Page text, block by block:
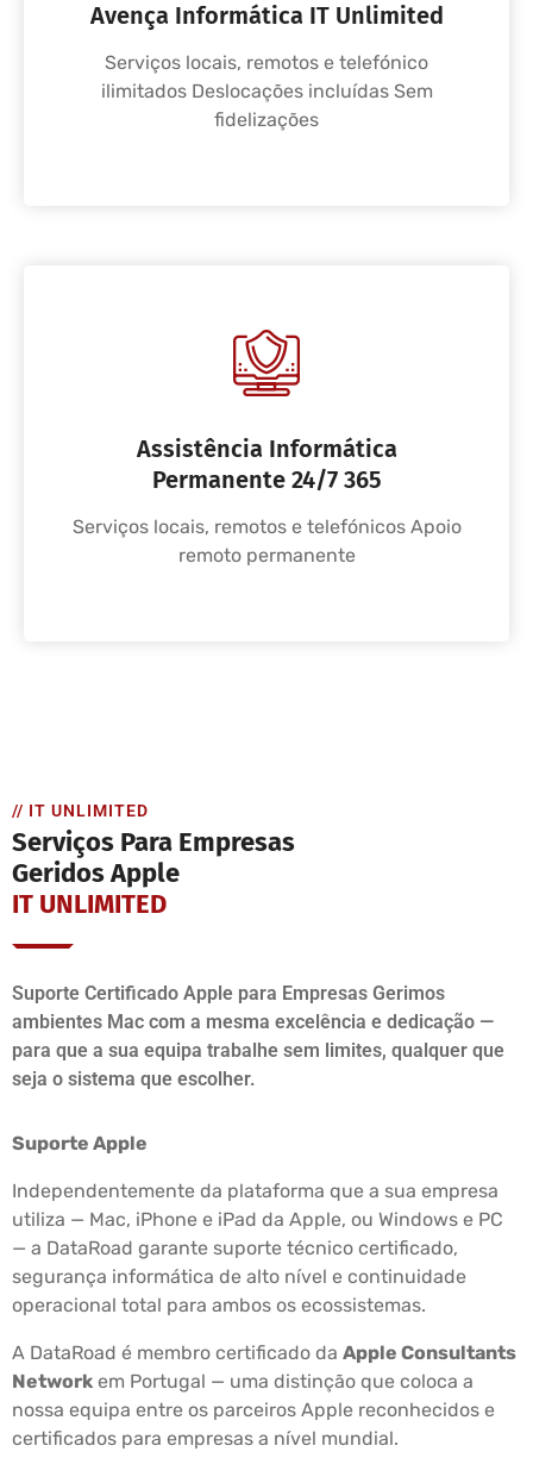
Avença Informática IT Unlimited
Serviços locais, remotos e telefónico
ilimitados Deslocações incluídas Sem
fidelizações
Assistência Informática
Permanente 24/7 365
Serviços locais, remotos e telefónicos Apoio
remoto permanente
// IT UNLIMITED
Serviços Para Empresas
Geridos Apple
IT UNLIMITED
Suporte Certificado Apple para Empresas Gerimos
ambientes Mac com a mesma excelência e dedicação —
para que a sua equipa trabalhe sem limites, qualquer que
seja o sistema que escolher.
Suporte Apple
Independentemente da plataforma que a sua empresa
utiliza — Mac, iPhone e iPad da Apple, ou Windows e PC
— a DataRoad garante suporte técnico certificado,
segurança informática de alto nível e continuidade
operacional total para ambos os ecossistemas.
A DataRoad é membro certificado da Apple Consultants
Network em Portugal — uma distinção que coloca a
nossa equipa entre os parceiros Apple reconhecidos e
certificados para empresas a nível mundial.